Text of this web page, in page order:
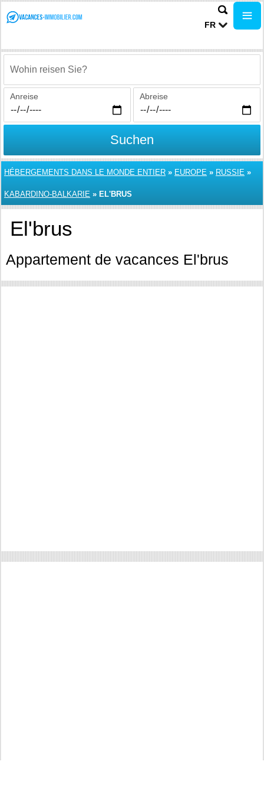
FR
Wohin reisen Sie?
Anreise Abreise
Suchen
HÉBERGEMENTS DANS LE MONDE ENTIER » EUROPE » RUSSIE »
KABARDINO-BALKARIE » EL'BRUS
El'brus
Appartement de vacances El'brus